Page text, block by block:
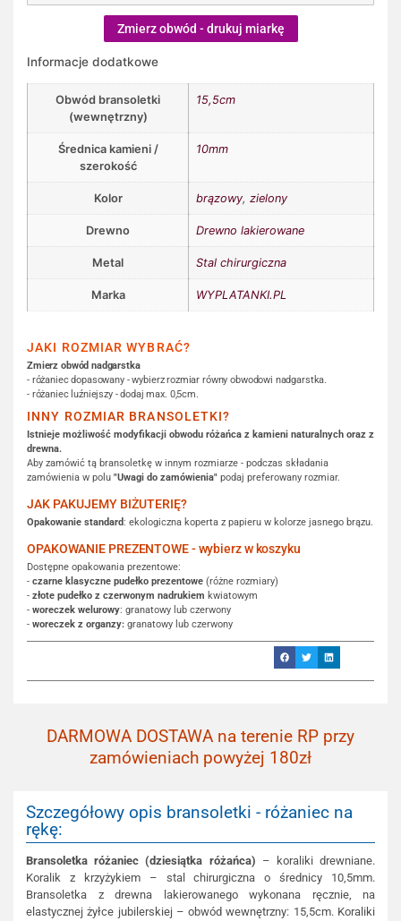
Zmierz obwód - drukuj miarkę
Informacje dodatkowe
Obwód bransoletki
(wewnętrzny)
15,5cm
Średnica kamieni /
szerokość
10mm
Kolor brązowy, zielony
Drewno Drewno lakierowane
Metal Stal chirurgiczna
Marka WYPLATANKI.PL
JAKI ROZMIAR WYBRAĆ?
Zmierz obwód nadgarstka
- różaniec dopasowany - wybierz rozmiar równy obwodowi nadgarstka.
- różaniec luźniejszy - dodaj max. 0,5cm.
INNY ROZMIAR BRANSOLETKI?
Istnieje możliwość modyfikacji obwodu różańca z kamieni naturalnych oraz z
drewna.
Aby zamówić tą bransoletkę w innym rozmiarze - podczas składania
zamówienia w polu "Uwagi do zamówienia" podaj preferowany rozmiar.
JAK PAKUJEMY BIŻUTERIĘ?
Opakowanie standard: ekologiczna koperta z papieru w kolorze jasnego brązu.
OPAKOWANIE PREZENTOWE - wybierz w koszyku
Dostępne opakowania prezentowe:
- czarne klasyczne pudełko prezentowe (różne rozmiary)
- złote pudełko z czerwonym nadrukiem kwiatowym
- woreczek welurowy: granatowy lub czerwony
- woreczek z organzy: granatowy lub czerwony
DARMOWA DOSTAWA na terenie RP przy
zamówieniach powyżej 180zł
Szczegółowy opis bransoletki - różaniec na
rękę:
Bransoletka różaniec (dziesiątka różańca) – koraliki drewniane.
Koralik z krzyżykiem – stal chirurgiczna o średnicy 10,5mm.
Bransoletka z drewna lakierowanego wykonana ręcznie, na
elastycznej żyłce jubilerskiej – obwód wewnętrzny: 15,5cm. Koraliki